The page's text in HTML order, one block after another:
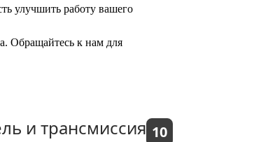
улучшить работу вашего
Обращайтесь к нам для
и трансмиссия 10